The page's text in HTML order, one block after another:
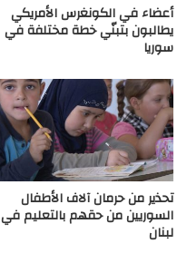
أعضاء في الكونغرس الأمريكي
يطالبون بتبنّي خطة مختلفة في
سوريا
تحذير من حرمان آلاف الأطفال
السوريين من حقهم بالتعليم في
لبنان